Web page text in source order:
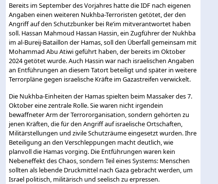
Bereits im September des Vorjahres hatte die IDF nach eigenen
Angaben einen weiteren Nukhba-Terroristen getötet, der den
Angriff auf den Schutzbunker bei Re’im mitverantwortet haben
soll. Hassan Mahmoud Hassan Hassin, ein Zugführer der Nukhba
im al-Bureij-Bataillon der Hamas, soll den Überfall gemeinsam mit
Mohammad Abu Atiwi geführt haben, der bereits im Oktober
2024 getötet wurde. Auch Hassin war nach israelischen Angaben
an Entführungen an diesem Tatort beteiligt und später in weitere
Terrorpläne gegen israelische Kräfte im Gazastreifen verwickelt.
Die Nukhba-Einheiten der Hamas spielten beim Massaker des 7.
Oktober eine zentrale Rolle. Sie waren nicht irgendein
bewaffneter Arm der Terrororganisation, sondern gehörten zu
jenen Kräften, die für den Angriff auf israelische Ortschaften,
Militärstellungen und zivile Schutzräume eingesetzt wurden. Ihre
Beteiligung an den Verschleppungen macht deutlich, wie
planvoll die Hamas vorging. Die Entführungen waren kein
Nebeneffekt des Chaos, sondern Teil eines Systems: Menschen
sollten als lebende Druckmittel nach Gaza gebracht werden, um
Israel politisch, militärisch und seelisch zu erpressen.